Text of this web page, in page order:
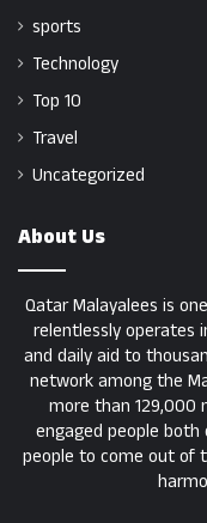
sports
Technology
Top 10
Travel
Uncategorized
About Us
Qatar Malayalees is
relentlessly operates
and daily aid to
network among the
more than 129,000
engaged people both
people to come out of